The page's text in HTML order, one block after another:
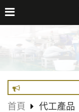
首頁 代工產品